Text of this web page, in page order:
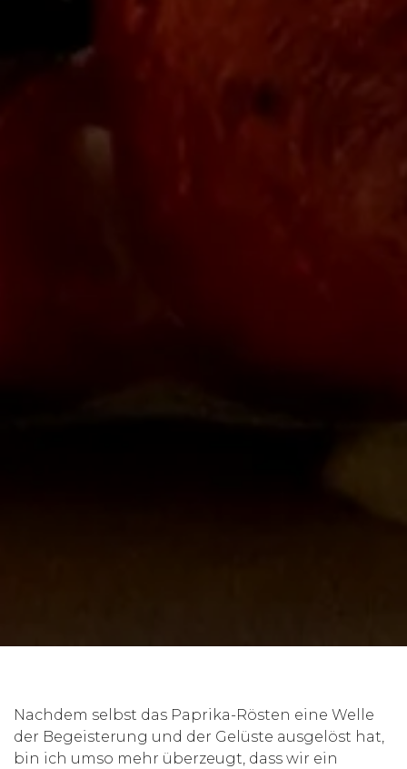
Nachdem selbst das Paprika-Rösten eine Welle
der Begeisterung und der Gelüste ausgelöst hat,
bin ich umso mehr überzeugt, dass wir ein